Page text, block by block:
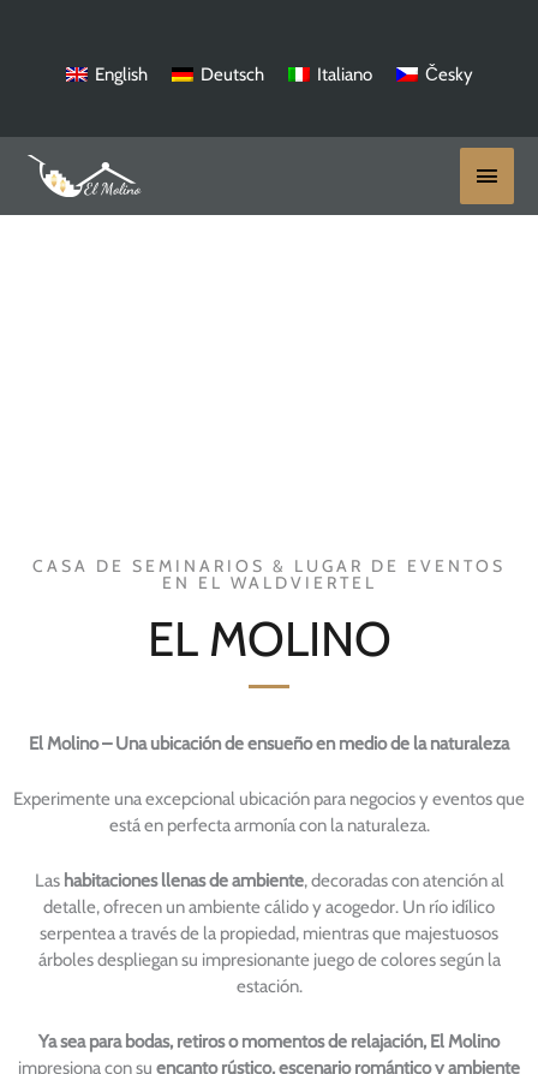
contenido
English Deutsch Italiano Česky
Menú
CASA DE SEMINARIOS & LUGAR DE EVENTOS
EN EL WALDVIERTEL
EL MOLINO
El Molino – Una ubicación de ensueño en medio de la naturaleza
Experimente una excepcional ubicación para negocios y eventos que
está en perfecta armonía con la naturaleza.
Las habitaciones llenas de ambiente, decoradas con atención al
detalle, ofrecen un ambiente cálido y acogedor. Un río idílico
serpentea a través de la propiedad, mientras que majestuosos
árboles despliegan su impresionante juego de colores según la
estación.
Ya sea para bodas, retiros o momentos de relajación, El Molino
impresiona con su encanto rústico, escenario romántico y ambiente